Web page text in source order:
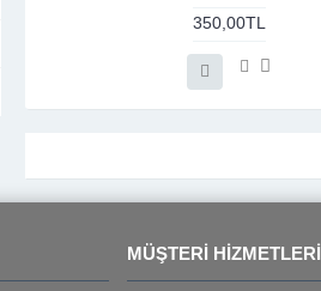
350,00TL
MÜŞTERI HIZMETLERI